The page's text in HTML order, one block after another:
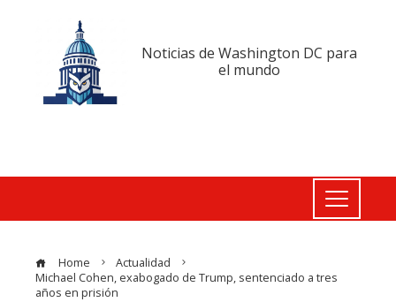
Noticias de Washington DC para
el mundo
Home
Actualidad
Michael Cohen, exabogado de Trump, sentenciado a tres
años en prisión